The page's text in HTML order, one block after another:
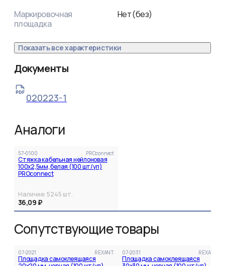
Маркировочная
площадка
Нет (без)
Показать все характеристики
Документы
020223-1
Аналоги
57-0100 PROconnect
Стяжка кабельная нейлоновая
100x2,5мм, белая (100 шт/уп)
PROconnect
Наличие: 5245 шт.
36,09 ₽
Сопутствующие товары
07-2021 REXANT
Площадка самоклеящаяся
07-2031 REXANT
Площадка самоклеящаяся